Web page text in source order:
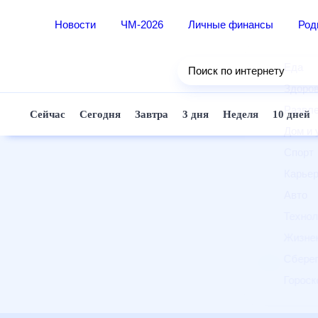
Новости ЧМ-2026 Личные финансы
Поиск по интернету
Сейчас Сегодня Завтра 3 дня Неделя 10